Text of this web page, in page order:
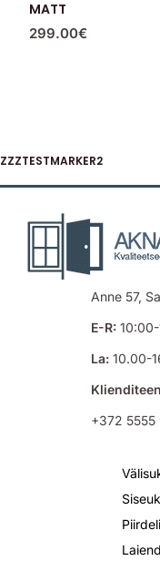
MATT
299.00€
ZZZTESTMARKER2
Anne 57,
E-R:10:00-
La:10.00-
+372 5555